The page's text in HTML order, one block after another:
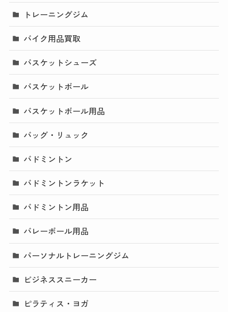
トレーニングジム
バイク用品買取
バスケットシューズ
バスケットボール
バスケットボール用品
バッグ・リュック
バドミントン
バドミントンラケット
バドミントン用品
バレーボール用品
パーソナルトレーニングジム
ビジネススニーカー
ピラティス・ヨガ